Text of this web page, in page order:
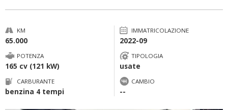
KM
65.000
IMMATRICOLAZIONE
2022-09
POTENZA
165 cv (121 kW)
TIPOLOGIA
usate
CARBURANTE
benzina 4 tempi
CAMBIO
--